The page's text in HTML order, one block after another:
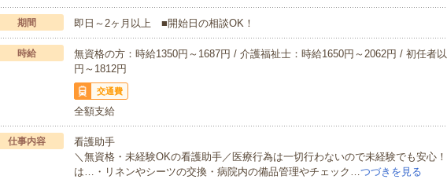
期間 即日～2ヶ月以上 ■開始日の相談OK！
時給
無資格の方：時給1350円～1687円 / 介護福祉士：時給1650円～2062円 / 初任者
円～1812円
交通費
全額支給
仕事内容
看護助手
＼無資格・未経験OKの看護助手／医療行為は一切行わないので未経験でも安心
は…・リネンやシーツの交換・病院内の備品管理やチェック…つづきを見る